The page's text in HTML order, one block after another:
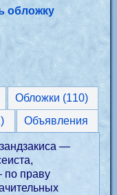
обложку
Обложки (110)
Объявления
—
по праву